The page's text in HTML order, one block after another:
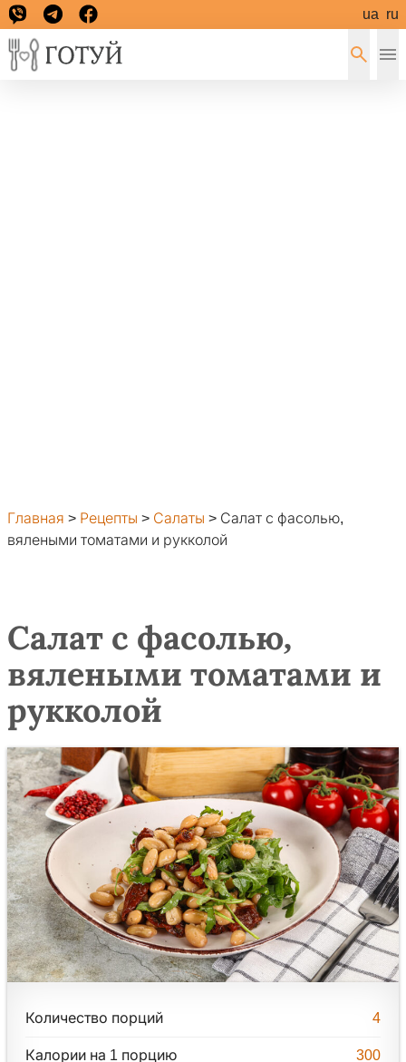
ua ru
Главная > Рецепты > Салаты > Салат с фасолью,
вялеными томатами и рукколой
Салат с фасолью,
вялеными томатами и
рукколой
Количество порций 4
Калории на 1 порцию 300